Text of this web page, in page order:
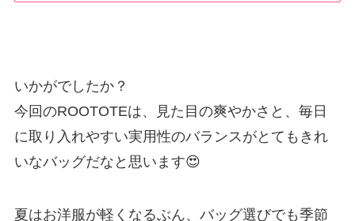
いかがでしたか？
今回のROOTOTEは、見た目の爽やかさと、毎日
に取り入れやすい実用性のバランスがとてもきれ
いなバッグだなと思います😍
夏はお洋服が軽くなるぶん、バッグ選びでも季節